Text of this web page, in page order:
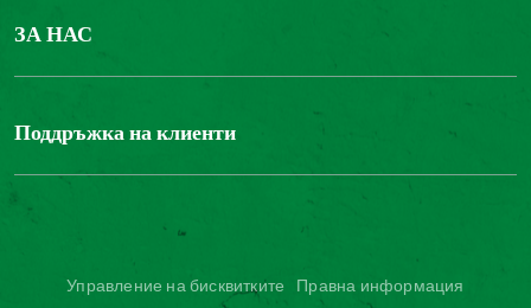
ЗА НАС
БОНДЮЕЛ ГРУП
Поддръжка на клиенти
Свържете се с нас
Достъпност на уебсайта: не е съвместим
Управление на бисквитките
Правна информация